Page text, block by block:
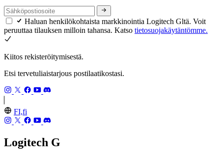
Haluan henkilökohtaista markkinointia Logitech Gltä. Voit
peruuttaa tilauksen milloin tahansa. Katso tietosuojakäytäntömme.
Kiitos rekisteröitymisestä.
Etsi tervetuliaistarjous postilaatikostasi.
FI,fi
Logitech G